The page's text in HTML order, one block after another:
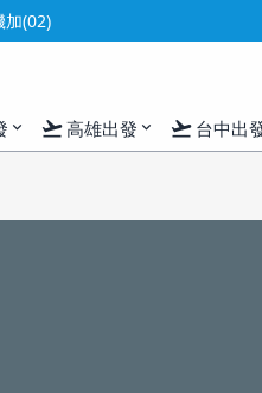
加(02)
expand_more flight_takeoff高雄出發 expand_more flight_takeoff 台中出